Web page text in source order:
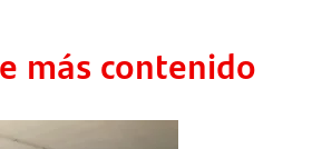
más contenido